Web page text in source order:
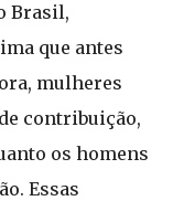
Brasil,
que antes
mulheres
contribuição,
os homens
Essas